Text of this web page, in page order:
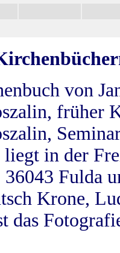
von
früher
liegt in der
36043 Fulda
Krone,
das